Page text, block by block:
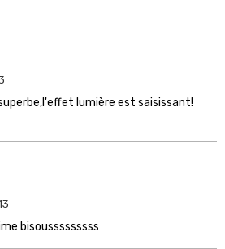
lumière est saisissant!
bisousssssssss